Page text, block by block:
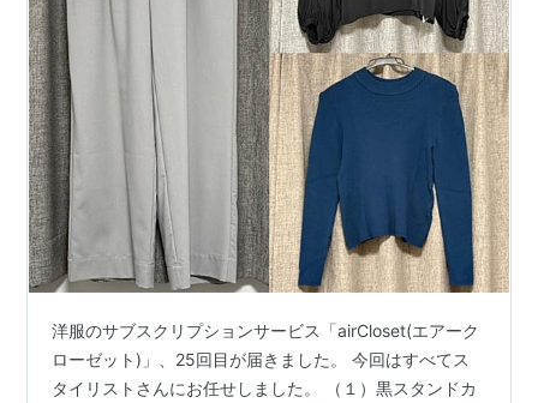
洋服のサブスクリプションサービス「airCloset(エアーク
ローゼット)」、25回目が届きました。 今回はすべてス
タイリストさんにお任せしました。 （１）黒スタンドカ